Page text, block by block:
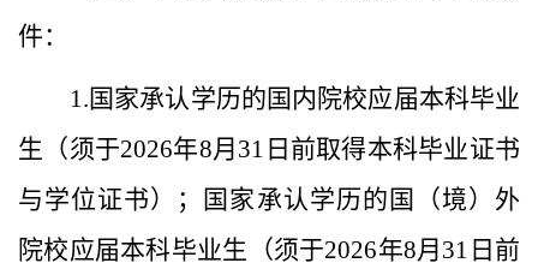
件：
1.国家承认学历的国内院校应届本科毕业
生（须于2026年8月 31 日前取得本科毕业证书
与学位证书）；国家承认学历的国（境）外
院校应届本科毕业生（须于2026年8月 31 日前